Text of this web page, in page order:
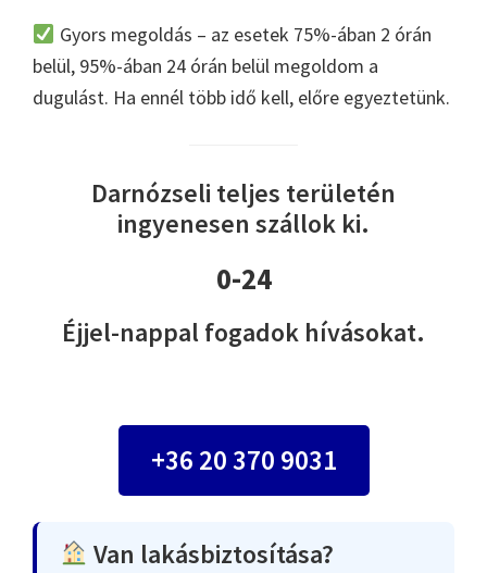
Gyors megoldás – az esetek 75%-ában 2 órán
belül, 95%-ában 24 órán belül megoldom a
dugulást. Ha ennél több idő kell, előre egyeztetünk.
Darnózseli teljes területén
ingyenesen szállok ki.
0-24
Éjjel-nappal fogadok hívásokat.
+36 20 370 9031
Van lakásbiztosítása?